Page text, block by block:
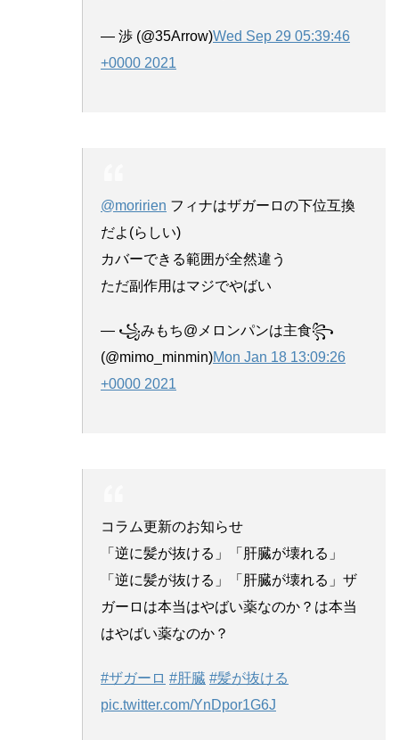
— 渉 (@35Arrow)Wed Sep 29 05:39:46
+0000 2021
@moririen フィナはザガーロの下位互換
だよ(らしい)
カバーできる範囲が全然違う
ただ副作用はマジでやばい
— ꧁みもち@メロンパンは主食꧂
(@mimo_minmin)Mon Jan 18 13:09:26
+0000 2021
コラム更新のお知らせ
「逆に髪が抜ける」「肝臓が壊れる」
「逆に髪が抜ける」「肝臓が壊れる」ザ
ガーロは本当はやばい薬なのか？は本当
はやばい薬なのか？
#ザガーロ #肝臓 #髪が抜ける
pic.twitter.com/YnDpor1G6J